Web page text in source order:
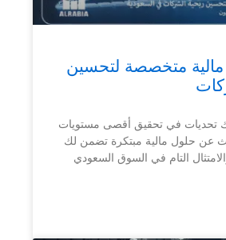
متخصصة لتحسين
تحديات في تحقيق أقصى مستويات
عن حلول مالية مبتكرة تضمن لك
التام في السوق السعودي